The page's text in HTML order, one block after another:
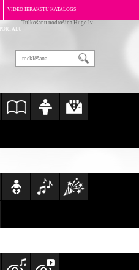
VIDEO IERAKSTU KATALOGS
PORTĀLU
Tulkošanu nodrošina Hugo.lv